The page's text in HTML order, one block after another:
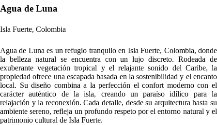
Agua de Luna
Isla Fuerte, Colombia
Agua de Luna es un refugio tranquilo en Isla Fuerte, Colombia, donde
la belleza natural se encuentra con un lujo discreto. Rodeada de
exuberante vegetación tropical y el relajante sonido del Caribe, la
propiedad ofrece una escapada basada en la sostenibilidad y el encanto
local. Su diseño combina a la perfección el confort moderno con el
carácter auténtico de la isla, creando un paraíso idílico para la
relajación y la reconexión. Cada detalle, desde su arquitectura hasta su
ambiente sereno, refleja un profundo respeto por el entorno natural y el
patrimonio cultural de Isla Fuerte.